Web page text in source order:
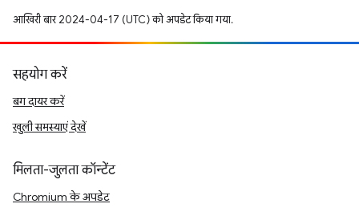
आखिरी बार 2024-04-17 (UTC) को अपडेट किया गया.
सहयोग करें
बग दायर करें
खुली समस्याएं देखें
मिलता-जुलता कॉन्टेंट
Chromium के अपडेट